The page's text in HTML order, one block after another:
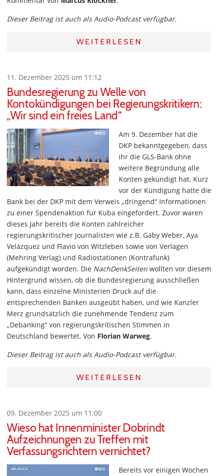
Dieser Beitrag ist auch als Audio-Podcast verfügbar.
WEITERLESEN
11. Dezember 2025 um 11:12
Bundesregierung zu Welle von
Kontokündigungen bei Regierungskritikern:
„Wir sind ein freies Land“
Am 9. Dezember hat die
DKP bekanntgegeben, dass
ihr die GLS-Bank ohne
weitere Begründung alle
Konten gekündigt hat. Kurz
vor der Kündigung hatte die
Bank bei der DKP mit dem Verweis „dringend“ Informationen
zu einer Spendenaktion für Kuba eingefordert. Zuvor waren
dieses Jahr bereits die Konten zahlreicher
regierungskritischer Journalisten wie z.B. Gaby Weber, Aya
Velázquez und Flavio von Witzleben sowie von Verlagen
(Mehring Verlag) und Radiostationen (Kontrafunk)
aufgekündigt worden. Die NachDenkSeiten wollten vor diesem
Hintergrund wissen, ob die Bundesregierung ausschließen
kann, dass einzelne Ministerien Druck auf die
entsprechenden Banken ausgeübt haben, und wie Kanzler
Merz grundsätzlich die zunehmende Tendenz zum
„Debanking“ von regierungskritischen Stimmen in
Deutschland bewertet. Von Florian Warweg.
Dieser Beitrag ist auch als Audio-Podcast verfügbar.
WEITERLESEN
09. Dezember 2025 um 11:00
Wieso hat Innenminister Dobrindt
Aufzeichnungen zu Treffen mit
Verfassungsrichtern vernichtet?
Bereits vor einigen Wochen